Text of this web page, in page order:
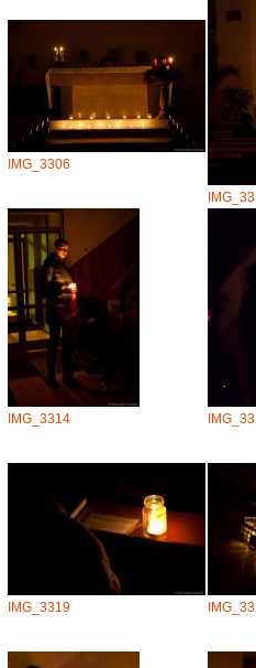
IMG_3306
IMG_3314
IMG_3319